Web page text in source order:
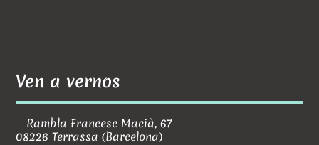
Ven a vernos
Rambla Francesc Macià, 67
08226 Terrassa (Barcelona)